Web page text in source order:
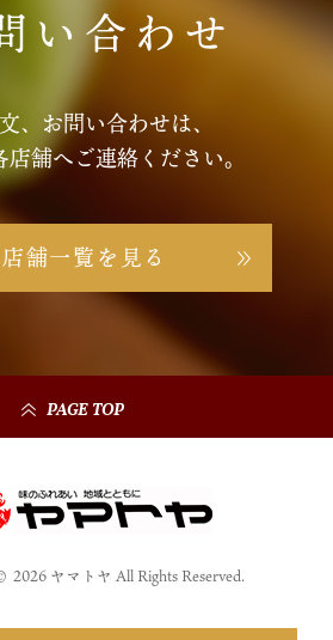
い合わせ
、お問い合わせは、
舗へご連絡ください。
店舗一覧を見る
PAGE TOP
2026 ヤマトヤ All Rights Reserved.